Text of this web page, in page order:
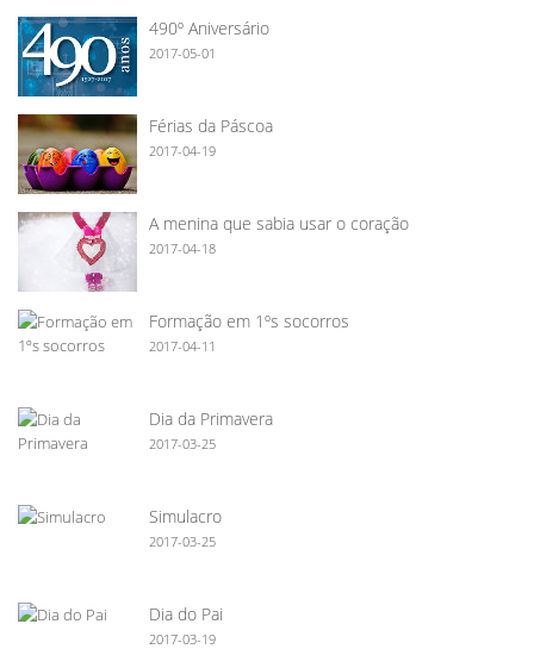
490º Aniversário
2017-05-01
Férias da Páscoa
2017-04-19
A menina que sabia usar o coração
2017-04-18
Formação em 1ºs socorros
2017-04-11
Dia da Primavera
2017-03-25
Simulacro
2017-03-25
Dia do Pai
2017-03-19